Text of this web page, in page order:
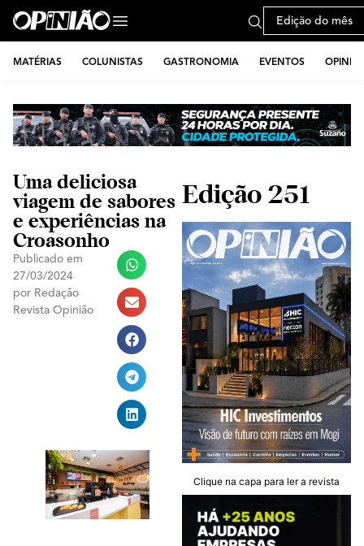
Edição do mês
MATÉRIAS COLUNISTAS GASTRONOMIA EVENTOS
Uma deliciosa
viagem de sabores
e experiências na
Croasonho
Publicado em
27/03/2024
por Redação
Revista Opinião
Edição 251
Clique na capa para ler a revista